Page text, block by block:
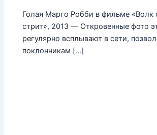
Голая Марго Робби в фильме «Волк
стрит», 2013 — Откровенные фото
регулярно всплывают в сети,
поклонникам […]